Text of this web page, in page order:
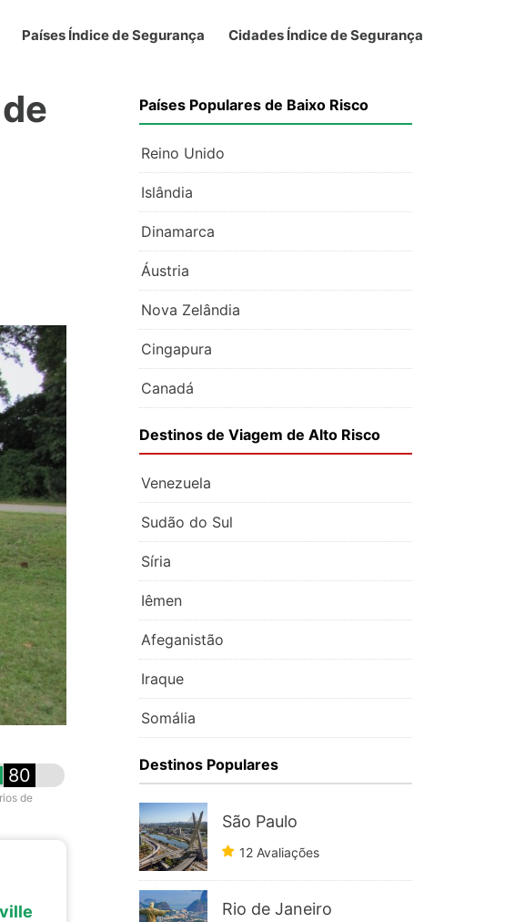
Países Índice de Segurança Cidades Índice de Segurança
80
de
Países Populares de Baixo Risco
Reino Unido
Islândia
Dinamarca
Áustria
Nova Zelândia
Cingapura
Canadá
Destinos de Viagem de Alto Risco
Venezuela
Sudão do Sul
Síria
Iêmen
Afeganistão
Iraque
Somália
Destinos Populares
São Paulo
12 Avaliações
Rio de Janeiro